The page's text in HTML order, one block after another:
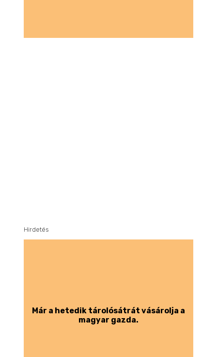
Hirdetés
Már a hetedik tárolósátrát vásárolja a
magyar gazda.